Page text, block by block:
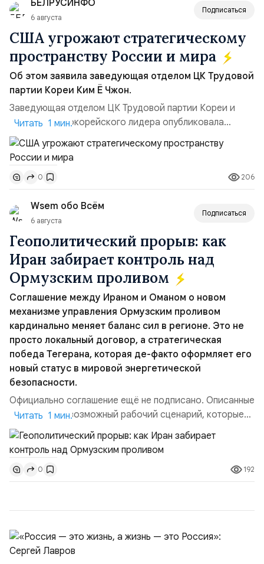
ключом к позитивному пов...
БЕЛРУСИНФО
6 августа
Подписаться
США угрожают стратегическому
пространству России и мира
Об этом заявила заведующая отделом ЦК Трудовой
партии Кореи Ким Ё Чжон.
Заведующая отделом ЦК Трудовой партии Кореи и
сестра северокорейского лидера опубликовала
заявление для прессы в ответ на проведение Токио
совместных с флотом США запусков крылатых ракет
Томагавк.«Япония отбросила обманчивую видимость
„исключительно оборонительной страны“ и выносит
вопрос о собственном ядерном вооружении на
всеобщее обозрение, одновреме...
Читать 1 мин.
0 206
Wsem обо Всём
6 августа
Подписаться
Геополитический прорыв: как
Иран забирает контроль над
Ормузским проливом
Соглашение между Ираном и Оманом о новом
механизме управления Ормузским проливом
кардинально меняет баланс сил в регионе. Это не
просто локальный договор, а стратегическая
победа Тегерана, которая де-факто оформляет его
новый статус в мировой энергетической
безопасности.
Официально соглашение ещё не подписано. Описанные
пункты — это возможный рабочий сценарий, которые
скорее всего будут реализованы.Разбираем ключевые
тезисы и последствия этого соглашения:. 1. Новые
доли контроля (75 на 25). Было: Ранее Иран и Оман
контролировали пролив на паритетных началах —
50/50. Стало: Новое соглашение закрепляет за
Читать 1 мин.
0 192